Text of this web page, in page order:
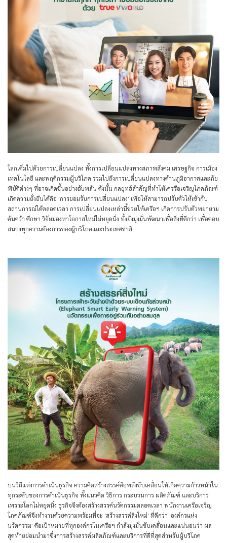
โลกเต็มไปด้วยการเปลี่ยนแปลง ทั้งการเปลี่ยนแปลงทางสภาพสังคม เศรษฐกิจ การเมือง
เทคโนโลยี และพฤติกรรมผู้บริโภค รวมไปถึงการเปลี่ยนแปลงทางด้านภูมิอากาศและภัย
พิบัติต่างๆ ที่อาจเกิดขึ้นอย่างฉับพลัน ดังนั้น กลยุทธ์สำคัญที่ทำให้เครรือเจริญโภคภัณฑ์
เกิดความยั่งยืนได้คือ ‘การยอมรับการเปลี่ยนแปลง’ เพื่อให้สามารถปรับตัวให้เข้ากับ
สถานการณ์ได้ตลอดเวลา การเปลี่ยนแปลงเหล่านี้ช่วยให้เครือฯ เกิดการปรับตัวพยายาม
ค้นคว้า ศึกษา วิจัยมองหาโอกาสใหม่ไม่หยุดนิ่ง ทั้งยังมุ่งมั่นพัฒนาเพื่อสิ่งที่ดีกว่า เพื่อตอบ
สนองทุกความต้องการของผู้บริโภคและประเทศชาติ
บนวิถีแห่งการดำเนินธุรกิจ ความคิดสร้างสรรค์คือพลังขับเคลื่อนให้เกิดความก้าวหน้าใน
ทุกระดับของการดำเนินธุรกิจ ทั้งแนวคิด วิธีการ กระบวนการ ผลิตภัณฑ์ และบริการ
เพราะโลกไม่หยุดนิ่ง ธุรกิจจึงต้องสร้างสรรค์นวัตกรรมตลอดเวลา พนักงานเครือเจริญ
โภคภัณฑ์จึงทำงานด้วยความพร้อมที่จะ ‘สร้างสรรค์สิ่งใหม่’ ที่ดีกว่า ‘องค์กรแห่ง
นวัตกรรม’ คือเป้าหมายที่ทุกองค์กรในเครือฯ กำลังมุ่งมั่นขับเคลื่อนและแน่นอนว่า ผล
สุดท้ายย่อมนำมาซึ่งการสร้างสรรค์ผลิตภัณฑ์และบริการที่ดีที่สุดสำหรับผู้บริโภค